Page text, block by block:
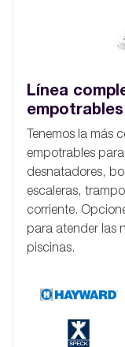
Línea
empotrables
Tenemos la más
empotrables
desnatadores,
escaleras,
corriente.
para atender las
piscinas.